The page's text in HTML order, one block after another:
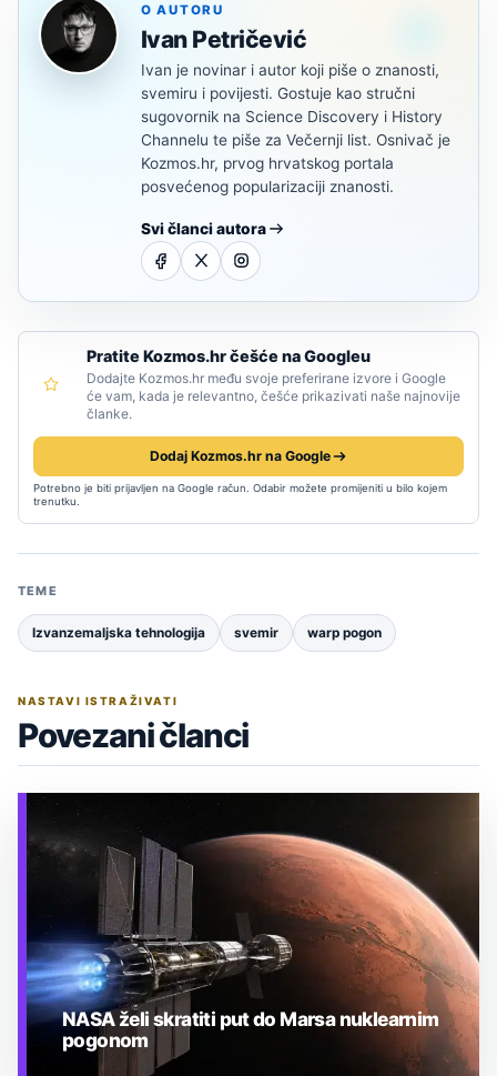
O AUTORU
Ivan Petričević
Ivan je novinar i autor koji piše o znanosti,
svemiru i povijesti. Gostuje kao stručni
sugovornik na Science Discovery i History
Channelu te piše za Večernji list. Osnivač je
Kozmos.hr, prvog hrvatskog portala
posvećenog popularizaciji znanosti.
Svi članci autora
Pratite Kozmos.hr češće na Googleu
Dodajte Kozmos.hr među svoje preferirane izvore i Google
će vam, kada je relevantno, češće prikazivati naše najnovije
članke.
Dodaj Kozmos.hr na Google
Potrebno je biti prijavljen na Google račun. Odabir možete promijeniti u bilo kojem
trenutku.
TEME
Izvanzemaljska tehnologija svemir warp pogon
NASTAVI ISTRAŽIVATI
Povezani članci
NASA želi skratiti put do Marsa nuklearnim
pogonom